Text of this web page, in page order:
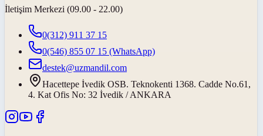
İletişim Merkezi (09.00 - 22.00)
0(312) 911 37 15
0(546) 855 07 15 (WhatsApp)
destek@uzmandil.com
Hacettepe İvedik OSB. Teknokenti 1368. Cadde No.61,
4. Kat Ofis No: 32 İvedik / ANKARA